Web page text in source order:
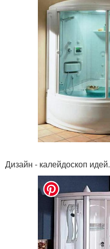
Дизайн - калейдоскоп идей.